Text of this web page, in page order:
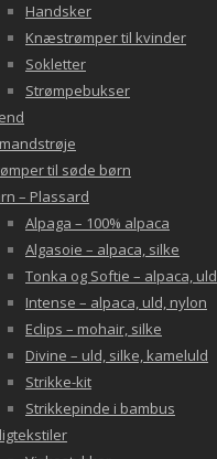
Handsker
Knæstrømper til kvinder
Sokletter
Strømpebukser
til søde børn
– Plassard
Alpaga – 100% alpaca
Algasoie – alpaca, silke
Tonka og Softie – alpaca, uld
Intense – alpaca, uld, nylon
Eclips – mohair, silke
Divine – uld, silke, kameluld
Strikke-kit
Strikkepinde i bambus